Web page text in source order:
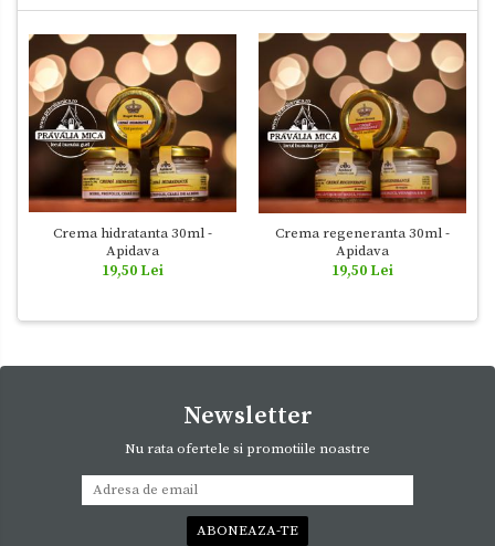
Crema hidratanta 30ml -
Apidava
19,50 Lei
Crema regeneranta 30ml -
Apidava
19,50 Lei
Newsletter
Nu rata ofertele si promotiile noastre